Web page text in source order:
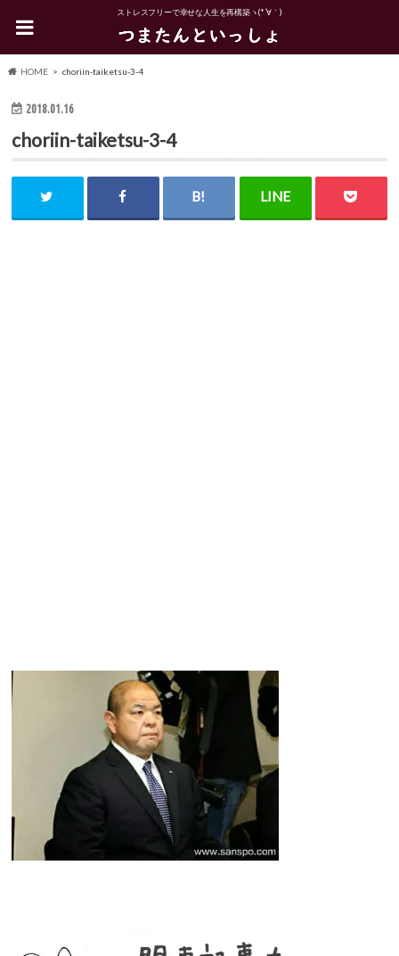
ストレスフリーで幸せな人生を再構築ヽ(*´∀｀)
HOME choriin-taiketsu-3-4
2018.01.16
choriin-taiketsu-3-4